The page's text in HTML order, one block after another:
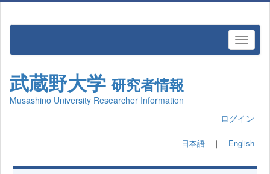
武蔵野大学 研究者情報
Musashino University Researcher Information
ログイン
日本語 ｜ English